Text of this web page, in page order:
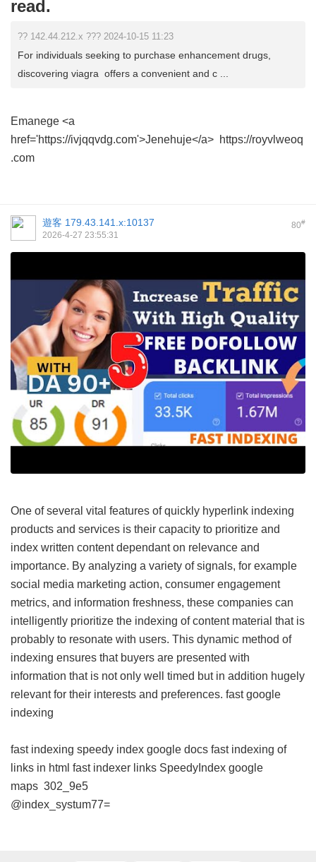
read.
?? 142.44.212.x ??? 2024-10-15 11:23
For individuals seeking to purchase enhancement drugs,
discovering viagra offers a convenient and c ...
Emanege <a
href='https://ivjqqvdg.com'>Jenehuje</a> https://royvlweoq
.com
80#
遊客 179.43.141.x:10137
2026-4-27 23:55:31
One of several vital features of quickly hyperlink indexing
products and services is their capacity to prioritize and
index written content dependant on relevance and
importance. By analyzing a variety of signals, for example
social media marketing action, consumer engagement
metrics, and information freshness, these companies can
intelligently prioritize the indexing of content material that is
probably to resonate with users. This dynamic method of
indexing ensures that buyers are presented with
information that is not only well timed but in addition hugely
relevant for their interests and preferences. fast google
indexing
fast indexing speedy index google docs fast indexing of
links in html fast indexer links SpeedyIndex google
maps 302_9e5
@index_systum77=